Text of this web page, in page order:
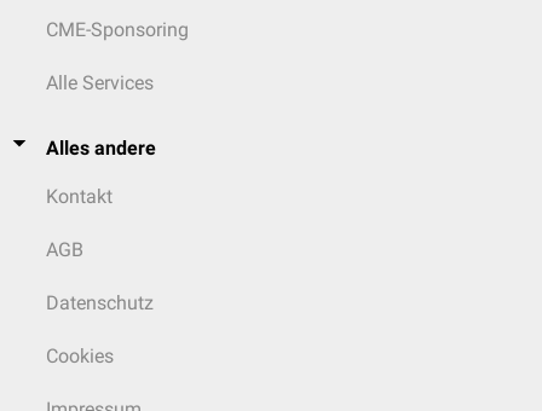
CME-Sponsoring
Alle Services
Alles andere
Kontakt
AGB
Datenschutz
Cookies